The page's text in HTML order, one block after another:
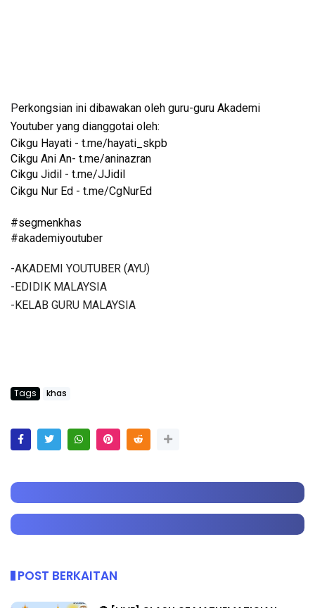
Perkongsian ini dibawakan oleh guru-guru Akademi
Youtuber yang dianggotai oleh:
Cikgu Hayati - t.me/hayati_skpb
Cikgu Ani An- t.me/aninazran
Cikgu Jidil - t.me/JJidil
Cikgu Nur Ed - t.me/CgNurEd
#segmenkhas
#akademiyoutuber
-AKADEMI YOUTUBER (AYU)
-EDIDIK MALAYSIA
-KELAB GURU MALAYSIA
Tags khas
POST BERKAITAN